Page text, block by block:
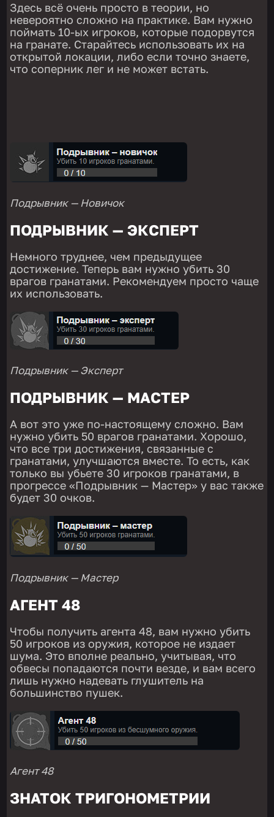
Здесь всё очень просто в теории, но
невероятно сложно на практике. Вам нужно
поймать 10-ых игроков, которые подорвутся
на гранате. Старайтесь использовать их на
открытой локации, либо если точно знаете,
что соперник лег и не может встать.
Подрывник — Новичок
ПОДРЫВНИК — ЭКСПЕРТ
Немного труднее, чем предыдущее
достижение. Теперь вам нужно убить 30
врагов гранатами. Рекомендуем просто чаще
их использовать.
Подрывник — Эксперт
ПОДРЫВНИК — МАСТЕР
А вот это уже по-настоящему сложно. Вам
нужно убить 50 врагов гранатами. Хорошо,
что все три достижения, связанные с
гранатами, улучшаются вместе. То есть, как
только вы убьете 30 игроков гранатами, в
прогрессе «Подрывник — Мастер» у вас также
будет 30 очков.
Подрывник — Мастер
АГЕНТ 48
Чтобы получить агента 48, вам нужно убить
50 игроков из оружия, которое не издает
шума. Это вполне реально, учитывая, что
обвесы попадаются почти везде, и вам всего
лишь нужно надевать глушитель на
большинство пушек.
Агент 48
ЗНАТОК ТРИГОНОМЕТРИИ